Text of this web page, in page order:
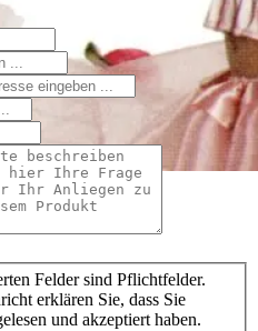
Trägertop mit
mit
Felder sind Pflichtfelder.
erklären Sie, dass Sie
und akzeptiert haben.